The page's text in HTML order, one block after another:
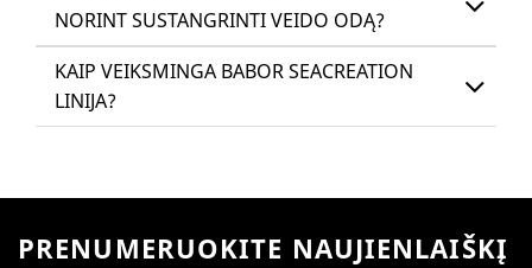
NORINT SUSTANGRINTI VEIDO ODĄ?
KAIP VEIKSMINGA BABOR SEACREATION
LINIJA?
PRENUMERUOKITE NAUJIENLAIŠKĮ